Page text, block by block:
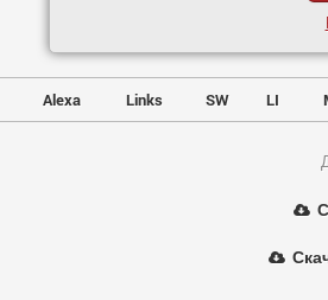
Alexa Links SW LI